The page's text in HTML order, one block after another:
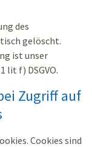
des
gelöscht.
ist unser
lit f) DSGVO.
Zugriff auf
Cookies sind